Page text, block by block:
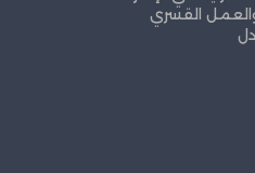
والعمل القسري